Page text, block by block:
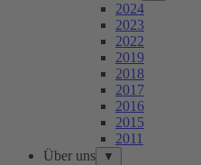
2024
2023
2022
2019
2018
2017
2016
2015
2011
Über uns
▼